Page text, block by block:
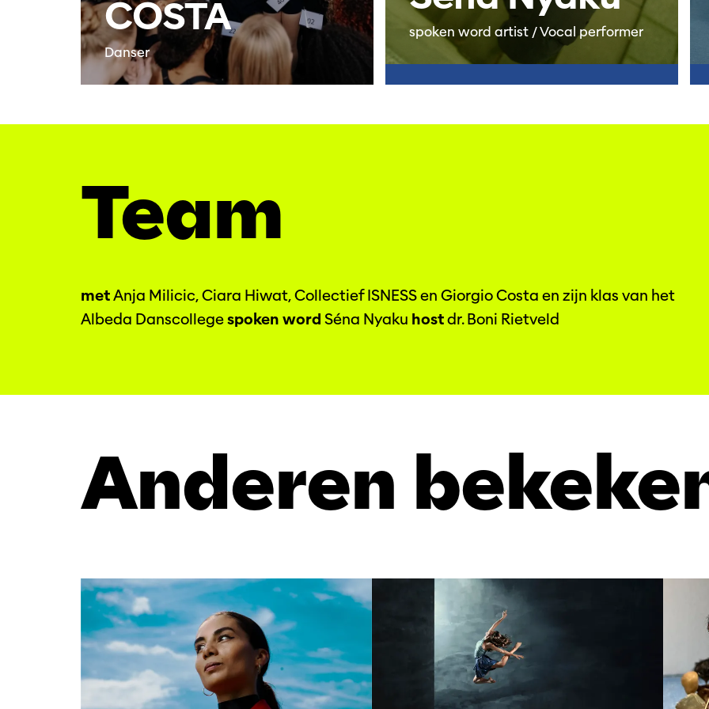
COSTA
Danser
spoken word artist / Vocal performer
Team
metAnja Milicic, Ciara Hiwat, Collectief ISNESS en Giorgio Costa en zijn klas van het
Albeda Danscollegespoken word Séna Nyaku hostdr. Boni Rietveld
Anderen